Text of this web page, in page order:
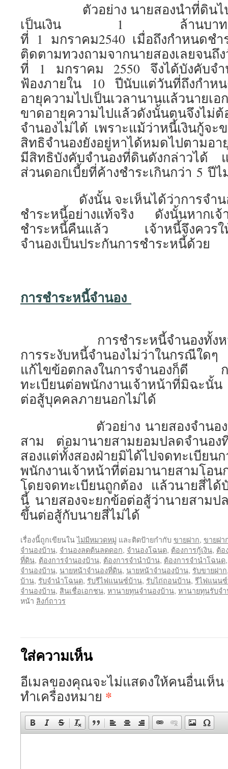
ตัวอย่าง นายสองนำที่ดินไปจ
เป็นเงิน 1 ล้านบาทกำห
ที่ 1 มกราคม2540 เมื่อถึงกำหนดช
ติดตามทวงถามจากนายสองเลยจนถึ
ที่ 1 มกราคม 2550 จึงได้บังคับจำ
ฟ้องภายใน 10 ปีนับแต่วันที่ถึงกำห
อายุความไปเป็นเวลานานแล้วนายเ
ขาดอายุความไปแล้วดังนั้นตนจึงไม่
จำนองไม่ได้ เพราะแม้ว่าหนี้เงินกู้จ
สิทธิจำนองยังอยู่หาได้หมดไปตามอ
มีสิทธิบังคับจำนองที่ดินดังกล่าวได้
ส่วนดอกเบี้ยที่ค้างชำระเกินกว่า 5 ปีไ
ดังนั้น จะเห็นได้ว่าการจำนอง
ชำระหนี้อย่างแท้จริง ดังนั้นหากเจ้
ชำระหนี้คืนแล้ว เจ้าหนี้จึงควรใ
จำนองเป็นประกันการชำระหนี้ด้วย
การชำระหนี้จำนอง
การชำระหนี้จำนองทั้งหมด
การระงับหนี้จำนองไม่ว่าในกรณีใด
แก้ไขข้อตกลงในการจำนองก็ดี ก
ทะเบียนต่อพนักงานเจ้าหน้าที่มิฉะนั้
ต่อสู้บุคคลภายนอกไม่ได้
ตัวอย่าง นายสองจำนองที่ดิ
สาม ต่อมานายสามยอมปลดจำนอง
สองแต่ทั้งสองฝ่ายมิได้ไปจดทะเบียน
พนักงานเจ้าหน้าที่ต่อมานายสามโอน
โดยจดทะเบียนถูกต้อง แล้วนายสี่ได้
นี้ นายสองจะยกข้อต่อสู้ว่านายสามป
ขึ้นต่อสู้กับนายสี่ไม่ได้
เรื่องนี้ถูกเขียนในไม่มีหมวดหมู่ และติดป้ายกำกับ ขายฝาก, ขายฝา
จำนองบ้าน, จำนองลดต้นลดดอก, จำนองโฉนด, ต้องการกู้เงิน, ต้อ
ที่ดิน, ต้องการจำนองบ้าน, ต้องการจำนำบ้าน, ต้องการจำนำโฉนด
จำนองบ้าน, นายหน้าจำนองที่ดิน, นายหน้าจำนองบ้าน, รับขายฝาก
บ้าน, รับจำนำโฉนด, รับรีไฟแนนซ์บ้าน, รับไถ่ถอนบ้าน, รีไฟแนน
จำนองบ้าน, สินเชื่อเอกชน, หานายทุนจำนองบ้าน, หานายทุนรับจ
หน้า ลิงก์ถาวร
ใส่ความเห็น
อีเมลของคุณจะไม่แสดงให้คนอื่นเห็น
ทำเครื่องหมาย *